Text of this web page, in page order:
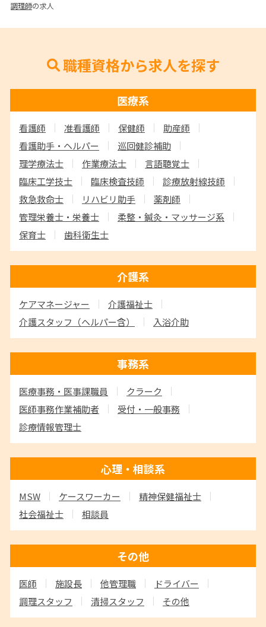
調理師の求人
職種資格から求人を探す
医療系
看護師 准看護師 保健師
助産師
看護助手・ヘルパー
巡回健診補助
理学療法士
作業療法士
言語聴覚士
臨床工学技士
臨床検査技師
診療放射線技師
救急救命士
リハビリ助手
薬剤師
管理栄養士・栄養士
柔整・鍼灸・マッサージ系
保育士
歯科衛生士
介護系
ケアマネージャー
介護福祉士
介護スタッフ （ヘルパー含） 入浴介助
事務系
医療事務・医事課職員
クラーク
医師事務作業補助者
受付・一般事務
診療情報管理士
心理・相談系
MSW ケースワーカー
精神保健福祉士
社会福祉士
相談員
その他
医師 施設長 他管理職
ドライバー
調理スタッフ
清掃スタッフ その他